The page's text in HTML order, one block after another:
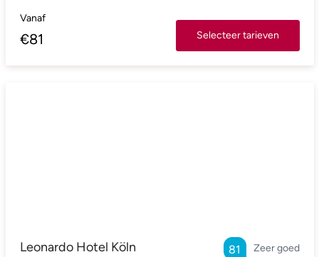
Vanaf
€81 Selecteer tarieven
Leonardo Hotel Köln Zeer goed
81